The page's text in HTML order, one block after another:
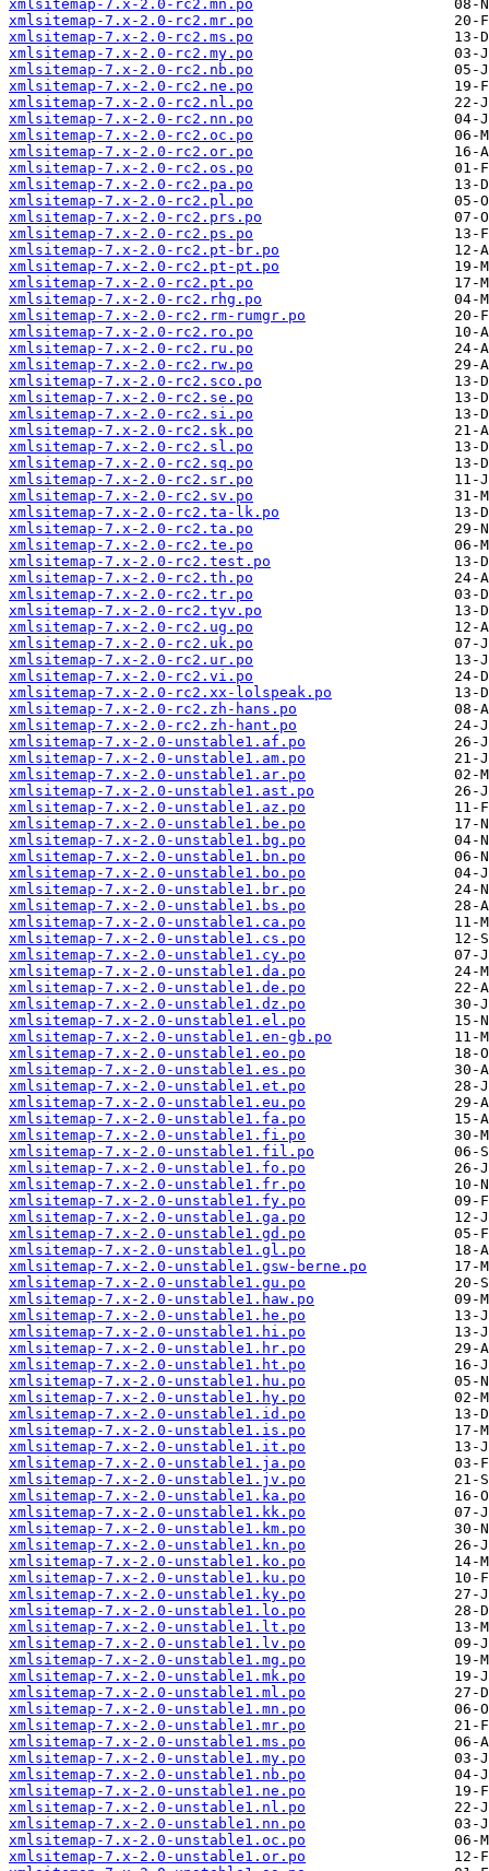
xmlsitemap-7.x-2.0-rc2.mn.po
xmlsitemap-7.x-2.0-rc2.mr.po
xmlsitemap-7.x-2.0-rc2.ms.po
xmlsitemap-7.x-2.0-rc2.my.po
xmlsitemap-7.x-2.0-rc2.nb.po
xmlsitemap-7.x-2.0-rc2.ne.po
xmlsitemap-7.x-2.0-rc2.nl.po
xmlsitemap-7.x-2.0-rc2.nn.po
xmlsitemap-7.x-2.0-rc2.oc.po
xmlsitemap-7.x-2.0-rc2.or.po
xmlsitemap-7.x-2.0-rc2.os.po
xmlsitemap-7.x-2.0-rc2.pa.po
xmlsitemap-7.x-2.0-rc2.pl.po
xmlsitemap-7.x-2.0-rc2.prs.po
xmlsitemap-7.x-2.0-rc2.ps.po
xmlsitemap-7.x-2.0-rc2.pt-br.po
xmlsitemap-7.x-2.0-rc2.pt-pt.po
xmlsitemap-7.x-2.0-rc2.pt.po
xmlsitemap-7.x-2.0-rc2.rhg.po
xmlsitemap-7.x-2.0-rc2.rm-rumgr.po
xmlsitemap-7.x-2.0-rc2.ro.po
xmlsitemap-7.x-2.0-rc2.ru.po
xmlsitemap-7.x-2.0-rc2.rw.po
xmlsitemap-7.x-2.0-rc2.sco.po
xmlsitemap-7.x-2.0-rc2.se.po
xmlsitemap-7.x-2.0-rc2.si.po
xmlsitemap-7.x-2.0-rc2.sk.po
xmlsitemap-7.x-2.0-rc2.sl.po
xmlsitemap-7.x-2.0-rc2.sq.po
xmlsitemap-7.x-2.0-rc2.sr.po
xmlsitemap-7.x-2.0-rc2.sv.po
xmlsitemap-7.x-2.0-rc2.ta-lk.po
xmlsitemap-7.x-2.0-rc2.ta.po
xmlsitemap-7.x-2.0-rc2.te.po
xmlsitemap-7.x-2.0-rc2.test.po
xmlsitemap-7.x-2.0-rc2.th.po
xmlsitemap-7.x-2.0-rc2.tr.po
xmlsitemap-7.x-2.0-rc2.tyv.po
xmlsitemap-7.x-2.0-rc2.ug.po
xmlsitemap-7.x-2.0-rc2.uk.po
xmlsitemap-7.x-2.0-rc2.ur.po
xmlsitemap-7.x-2.0-rc2.vi.po
xmlsitemap-7.x-2.0-rc2.xx-lolspeak.po
xmlsitemap-7.x-2.0-rc2.zh-hans.po
xmlsitemap-7.x-2.0-rc2.zh-hant.po
xmlsitemap-7.x-2.0-unstable1.af.po
xmlsitemap-7.x-2.0-unstable1.am.po
xmlsitemap-7.x-2.0-unstable1.ar.po
xmlsitemap-7.x-2.0-unstable1.ast.po
xmlsitemap-7.x-2.0-unstable1.az.po
xmlsitemap-7.x-2.0-unstable1.be.po
xmlsitemap-7.x-2.0-unstable1.bg.po
xmlsitemap-7.x-2.0-unstable1.bn.po
xmlsitemap-7.x-2.0-unstable1.bo.po
xmlsitemap-7.x-2.0-unstable1.br.po
xmlsitemap-7.x-2.0-unstable1.bs.po
xmlsitemap-7.x-2.0-unstable1.ca.po
xmlsitemap-7.x-2.0-unstable1.cs.po
xmlsitemap-7.x-2.0-unstable1.cy.po
xmlsitemap-7.x-2.0-unstable1.da.po
xmlsitemap-7.x-2.0-unstable1.de.po
xmlsitemap-7.x-2.0-unstable1.dz.po
xmlsitemap-7.x-2.0-unstable1.el.po
xmlsitemap-7.x-2.0-unstable1.en-gb.po
xmlsitemap-7.x-2.0-unstable1.eo.po
xmlsitemap-7.x-2.0-unstable1.es.po
xmlsitemap-7.x-2.0-unstable1.et.po
xmlsitemap-7.x-2.0-unstable1.eu.po
xmlsitemap-7.x-2.0-unstable1.fa.po
xmlsitemap-7.x-2.0-unstable1.fi.po
xmlsitemap-7.x-2.0-unstable1.fil.po
xmlsitemap-7.x-2.0-unstable1.fo.po
xmlsitemap-7.x-2.0-unstable1.fr.po
xmlsitemap-7.x-2.0-unstable1.fy.po
xmlsitemap-7.x-2.0-unstable1.ga.po
xmlsitemap-7.x-2.0-unstable1.gd.po
xmlsitemap-7.x-2.0-unstable1.gl.po
xmlsitemap-7.x-2.0-unstable1.gsw-berne.po
xmlsitemap-7.x-2.0-unstable1.gu.po
xmlsitemap-7.x-2.0-unstable1.haw.po
xmlsitemap-7.x-2.0-unstable1.he.po
xmlsitemap-7.x-2.0-unstable1.hi.po
xmlsitemap-7.x-2.0-unstable1.hr.po
xmlsitemap-7.x-2.0-unstable1.ht.po
xmlsitemap-7.x-2.0-unstable1.hu.po
xmlsitemap-7.x-2.0-unstable1.hy.po
xmlsitemap-7.x-2.0-unstable1.id.po
xmlsitemap-7.x-2.0-unstable1.is.po
xmlsitemap-7.x-2.0-unstable1.it.po
xmlsitemap-7.x-2.0-unstable1.ja.po
xmlsitemap-7.x-2.0-unstable1.jv.po
xmlsitemap-7.x-2.0-unstable1.ka.po
xmlsitemap-7.x-2.0-unstable1.kk.po
xmlsitemap-7.x-2.0-unstable1.km.po
xmlsitemap-7.x-2.0-unstable1.kn.po
xmlsitemap-7.x-2.0-unstable1.ko.po
xmlsitemap-7.x-2.0-unstable1.ku.po
xmlsitemap-7.x-2.0-unstable1.ky.po
xmlsitemap-7.x-2.0-unstable1.lo.po
xmlsitemap-7.x-2.0-unstable1.lt.po
xmlsitemap-7.x-2.0-unstable1.lv.po
xmlsitemap-7.x-2.0-unstable1.mg.po
xmlsitemap-7.x-2.0-unstable1.mk.po
xmlsitemap-7.x-2.0-unstable1.ml.po
xmlsitemap-7.x-2.0-unstable1.mn.po
xmlsitemap-7.x-2.0-unstable1.mr.po
xmlsitemap-7.x-2.0-unstable1.ms.po
xmlsitemap-7.x-2.0-unstable1.my.po
xmlsitemap-7.x-2.0-unstable1.nb.po
xmlsitemap-7.x-2.0-unstable1.ne.po
xmlsitemap-7.x-2.0-unstable1.nl.po
xmlsitemap-7.x-2.0-unstable1.nn.po
xmlsitemap-7.x-2.0-unstable1.oc.po
xmlsitemap-7.x-2.0-unstable1.or.po